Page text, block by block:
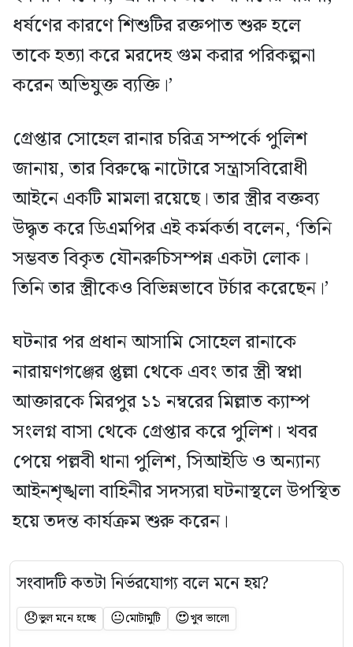
ধর্ষণের কারণে শিশুটির রক্তপাত শুরু হলে
তাকে হত্যা করে মরদেহ গুম করার পরিকল্পনা
করেন অভিযুক্ত ব্যক্তি।’
গ্রেপ্তার সোহেল রানার চরিত্র সম্পর্কে পুলিশ
জানায়, তার বিরুদ্ধে নাটোরে সন্ত্রাসবিরোধী
আইনে একটি মামলা রয়েছে। তার স্ত্রীর বক্তব্য
উদ্ধৃত করে ডিএমপির এই কর্মকর্তা বলেন, ‘তিনি
সম্ভবত বিকৃত যৌনরুচিসম্পন্ন একটা লোক।
তিনি তার স্ত্রীকেও বিভিন্নভাবে টর্চার করেছেন।’
ঘটনার পর প্রধান আসামি সোহেল রানাকে
নারায়ণগঞ্জের প্তুল্লা থেকে এবং তার স্ত্রী স্বপ্না
আক্তারকে মিরপুর ১১ নম্বরের মিল্লাত ক্যাম্প
সংলগ্ন বাসা থেকে গ্রেপ্তার করে পুলিশ। খবর
পেয়ে পল্লবী থানা পুলিশ, সিআইডি ও অন্যান্য
আইনশৃঙ্খলা বাহিনীর সদস্যরা ঘটনাস্থলে উপস্থিত
হয়ে তদন্ত কার্যক্রম শুরু করেন।
সংবাদটি কতটা নির্ভরযোগ্য বলে মনে হয়?
😞ভুল মনে হচ্ছে 😐মোটামুটি 😍খুব ভালো